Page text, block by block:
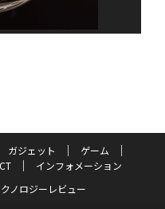
ガジェット
ゲーム
インフォメーション
ノロジーレビュー